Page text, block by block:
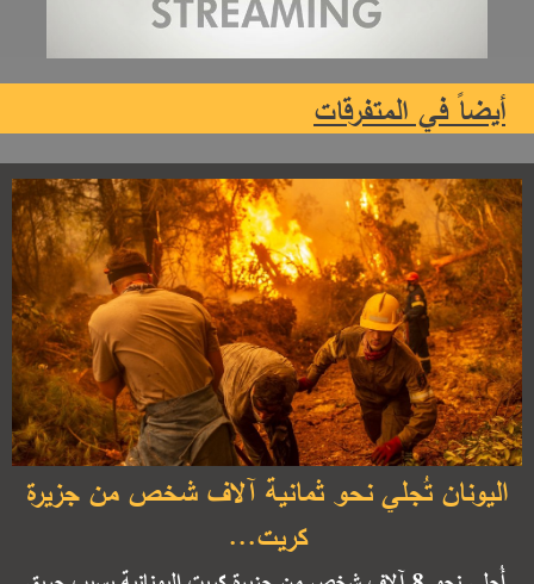
أيضاً في المتفرقات
اليونان تُجلي نحو ثمانية آلاف شخص من جزيرة
كريت...